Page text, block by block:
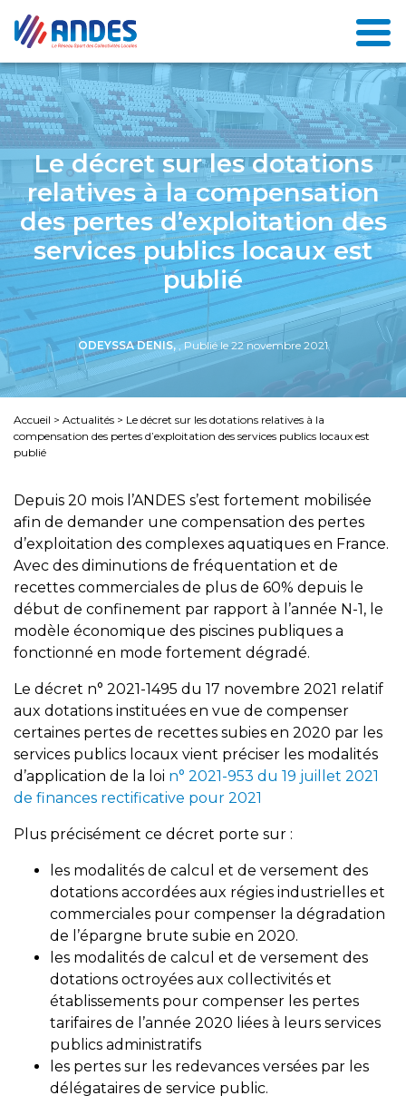
Le décret sur les dotations
relatives à la compensation
des pertes d’exploitation des
services publics locaux est
publié
ODEYSSA DENIS, , Publié le 22 novembre 2021
Accueil > Actualités > Le décret sur les dotations relatives à la
compensation des pertes d’exploitation des services publics locaux est
publié
Depuis 20 mois l’ANDES s’est fortement mobilisée
afin de demander une compensation des pertes
d’exploitation des complexes aquatiques en France.
Avec des diminutions de fréquentation et de
recettes commerciales de plus de 60% depuis le
début de confinement par rapport à l’année N-1, le
modèle économique des piscines publiques a
fonctionné en mode fortement dégradé.
Le décret n° 2021-1495 du 17 novembre 2021 relatif
aux dotations instituées en vue de compenser
certaines pertes de recettes subies en 2020 par les
services publics locaux vient préciser les modalités
d’application de la loi n° 2021-953 du 19 juillet 2021
de finances rectificative pour 2021
Plus précisément ce décret porte sur :
les modalités de calcul et de versement des
dotations accordées aux régies industrielles et
commerciales pour compenser la dégradation
de l’épargne brute subie en 2020.
les modalités de calcul et de versement des
dotations octroyées aux collectivités et
établissements pour compenser les pertes
tarifaires de l’année 2020 liées à leurs services
publics administratifs
les pertes sur les redevances versées par les
délégataires de service public.